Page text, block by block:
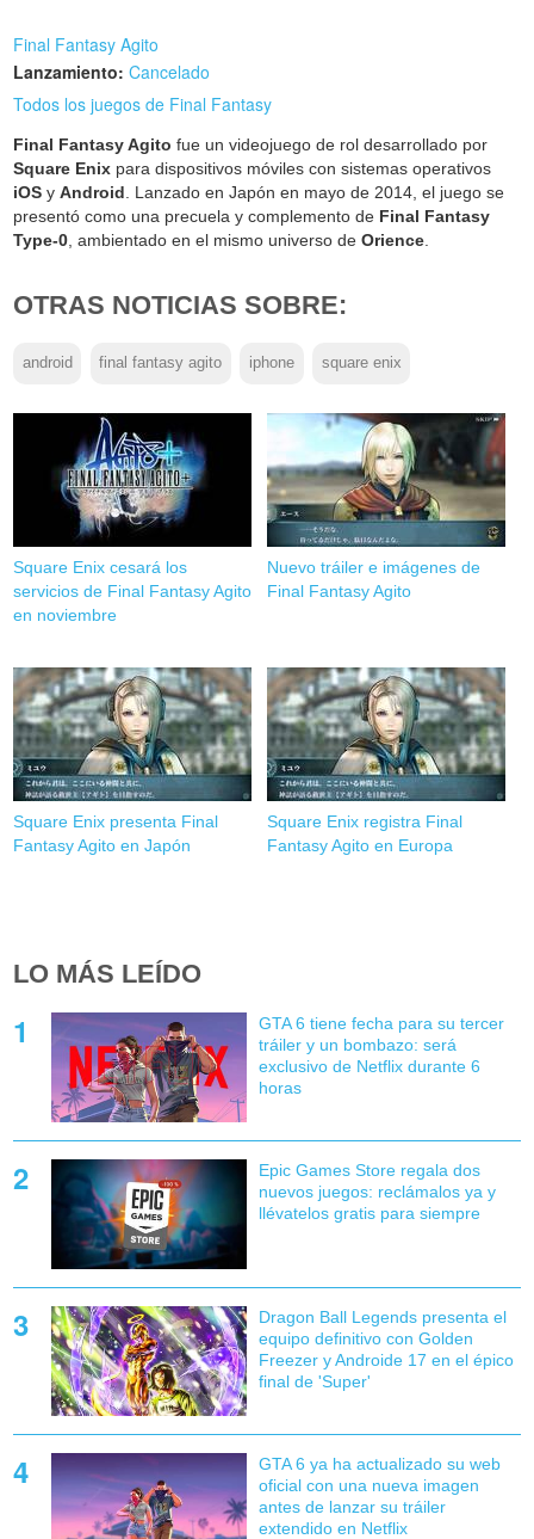
Final Fantasy Agito
Lanzamiento: Cancelado
Todos los juegos de Final Fantasy
Final Fantasy Agito fue un videojuego de rol desarrollado por
Square Enix para dispositivos móviles con sistemas operativos
iOS yAndroid. Lanzado en Japón en mayo de 2014, el juego se
presentó como una precuela y complemento de Final Fantasy
Type-0, ambientado en el mismo universo deOrience.
OTRAS NOTICIAS SOBRE:
android final fantasy agito iphone square enix
Square Enix cesará los
servicios de Final Fantasy Agito
en noviembre
Nuevo tráiler e imágenes de
Final Fantasy Agito
Square Enix presenta Final
Fantasy Agito en Japón
Square Enix registra Final
Fantasy Agito en Europa
LO MÁS LEÍDO
GTA 6 tiene fecha para su tercer
tráiler y un bombazo: será
exclusivo de Netflix durante 6
horas
Epic Games Store regala dos
nuevos juegos: reclámalos ya y
llévatelos gratis para siempre
Dragon Ball Legends presenta el
equipo definitivo con Golden
Freezer y Androide 17 en el épico
final de 'Super'
GTA 6 ya ha actualizado su web
oficial con una nueva imagen
antes de lanzar su tráiler
extendido en Netflix